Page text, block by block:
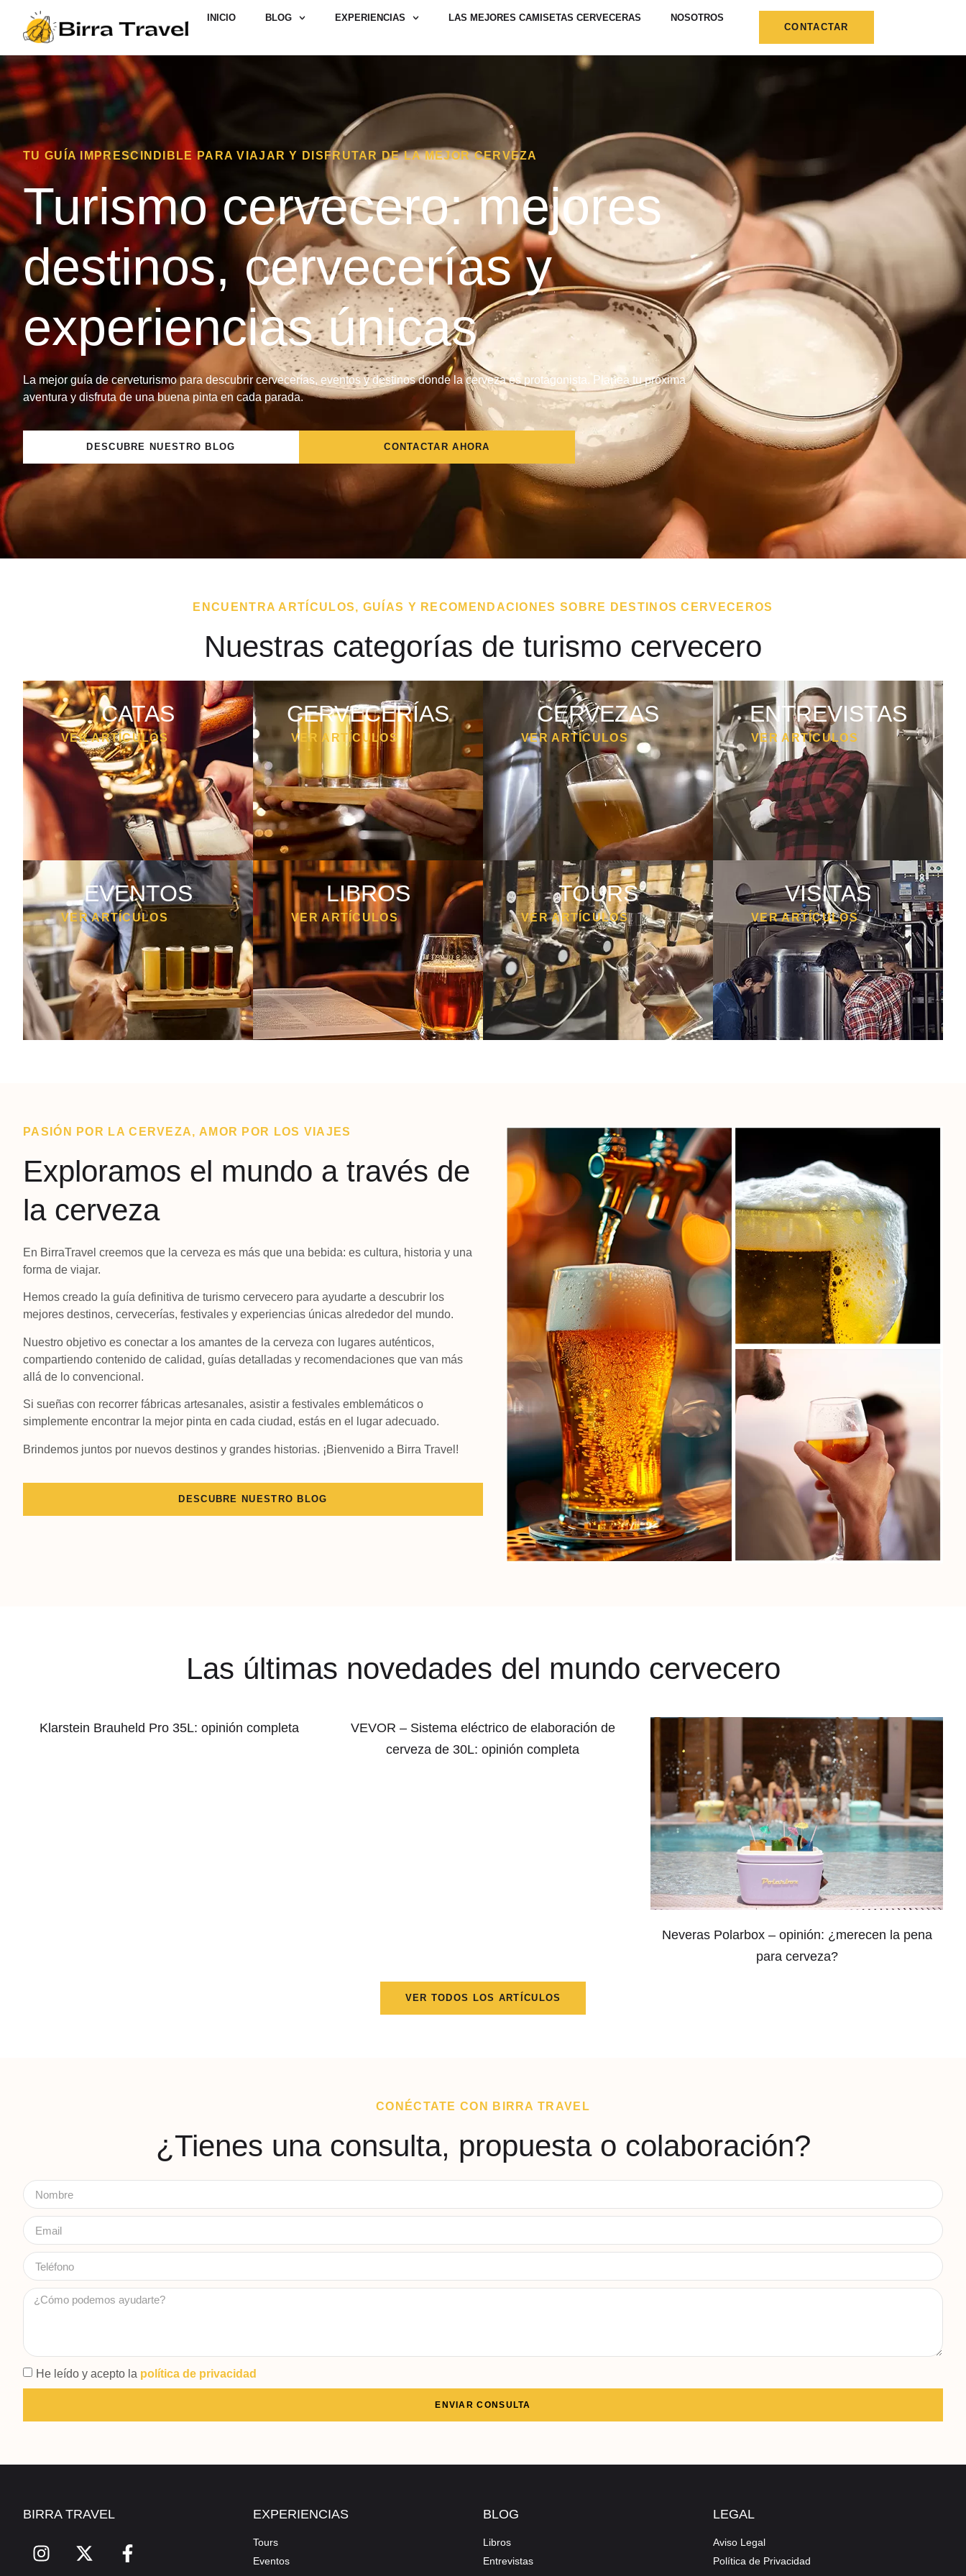
INICIO BLOG EXPERIENCIAS LAS MEJORES CAMISETAS CERVECERAS
NOSOTROS
CONTACTAR
TU GUÍA IMPRESCINDIBLE PARA VIAJAR Y DISFRUTAR DE LA MEJOR CERVEZA
Turismo cervecero: mejores
destinos, cervecerías y
experiencias únicas
La mejor guía de cerveturismo para descubrir cervecerías, eventos y destinos donde la cerveza es protagonista. Planea tu próxima
aventura y disfruta de una buena pinta en cada parada.
DESCUBRE NUESTRO BLOG CONTACTAR AHORA
ENCUENTRA ARTÍCULOS, GUÍAS Y RECOMENDACIONES SOBRE DESTINOS CERVECEROS
Nuestras categorías de turismo cervecero
CATAS
VER ARTÍCULOS
CERVECERÍAS
VER ARTÍCULOS
CERVEZAS
VER ARTÍCULOS
ENTREVISTAS
VER ARTÍCULOS
EVENTOS
VER ARTÍCULOS
LIBROS
VER ARTÍCULOS
TOURS
VER ARTÍCULOS
VISITAS
VER ARTÍCULOS
PASIÓN POR LA CERVEZA, AMOR POR LOS VIAJES
Exploramos el mundo a través de
la cerveza
En BirraTravel creemos que la cerveza es más que una bebida: es cultura, historia y una
forma de viajar.
Hemos creado la guía definitiva de turismo cervecero para ayudarte a descubrir los
mejores destinos, cervecerías, festivales y experiencias únicas alrededor del mundo.
Nuestro objetivo es conectar a los amantes de la cerveza con lugares auténticos,
compartiendo contenido de calidad, guías detalladas y recomendaciones que van más
allá de lo convencional.
Si sueñas con recorrer fábricas artesanales, asistir a festivales emblemáticos o
simplemente encontrar la mejor pinta en cada ciudad, estás en el lugar adecuado.
Brindemos juntos por nuevos destinos y grandes historias. ¡Bienvenido a Birra Travel!
DESCUBRE NUESTRO BLOG
Las últimas novedades del mundo cervecero
Klarstein Brauheld Pro 35L: opinión completa
VEVOR – Sistema eléctrico de elaboración de
cerveza de 30L: opinión completa
Neveras Polarbox – opinión: ¿merecen la pena
para cerveza?
VER TODOS LOS ARTÍCULOS
CONÉCTATE CON BIRRA TRAVEL
¿Tienes una consulta, propuesta o colaboración?
He leído y acepto la política de privacidad
ENVIAR CONSULTA
BIRRA TRAVEL EXPERIENCIAS
Tours
Eventos
BLOG
Libros
Entrevistas
LEGAL
Aviso Legal
Política de Privacidad